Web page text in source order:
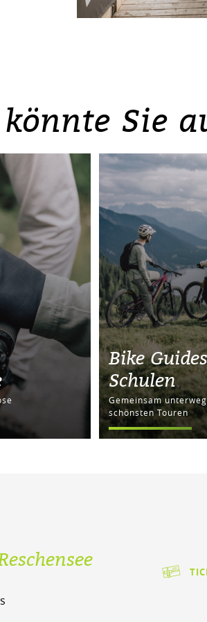
Sie
Bike
Schulen
Gemeinsam
schönsten Touren